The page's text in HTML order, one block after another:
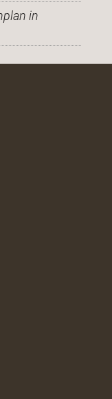
in